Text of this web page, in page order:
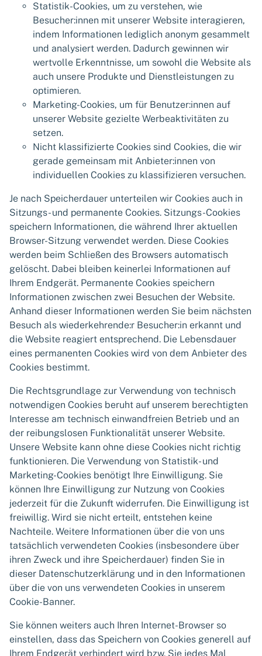
Statistik-Cookies, um zu verstehen, wie
Besucher:innen mit unserer Website interagieren,
indem Informationen lediglich anonym gesammelt
und analysiert werden. Dadurch gewinnen wir
wertvolle Erkenntnisse, um sowohl die Website als
auch unsere Produkte und Dienstleistungen zu
optimieren.
Marketing-Cookies, um für Benutzer:innen auf
unserer Website gezielte Werbeaktivitäten zu
setzen.
Nicht klassifizierte Cookies sind Cookies, die wir
gerade gemeinsam mit Anbieter:innen von
individuellen Cookies zu klassifizieren versuchen.
Je nach Speicherdauer unterteilen wir Cookies auch in
Sitzungs- und permanente Cookies. Sitzungs-Cookies
speichern Informationen, die während Ihrer aktuellen
Browser-Sitzung verwendet werden. Diese Cookies
werden beim Schließen des Browsers automatisch
gelöscht. Dabei bleiben keinerlei Informationen auf
Ihrem Endgerät. Permanente Cookies speichern
Informationen zwischen zwei Besuchen der Website.
Anhand dieser Informationen werden Sie beim nächsten
Besuch als wiederkehrende:r Besucher:in erkannt und
die Website reagiert entsprechend. Die Lebensdauer
eines permanenten Cookies wird von dem Anbieter des
Cookies bestimmt.
Die Rechtsgrundlage zur Verwendung von technisch
notwendigen Cookies beruht auf unserem berechtigten
Interesse am technisch einwandfreien Betrieb und an
der reibungslosen Funktionalität unserer Website.
Unsere Website kann ohne diese Cookies nicht richtig
funktionieren. Die Verwendung von Statistik- und
Marketing-Cookies benötigt Ihre Einwilligung. Sie
können Ihre Einwilligung zur Nutzung von Cookies
jederzeit für die Zukunft widerrufen. Die Einwilligung ist
freiwillig. Wird sie nicht erteilt, entstehen keine
Nachteile. Weitere Informationen über die von uns
tatsächlich verwendeten Cookies (insbesondere über
ihren Zweck und ihre Speicherdauer) finden Sie in
dieser Datenschutzerklärung und in den Informationen
über die von uns verwendeten Cookies in unserem
Cookie-Banner.
Sie können weiters auch Ihren Internet-Browser so
einstellen, dass das Speichern von Cookies generell auf
Ihrem Endgerät verhindert wird bzw. Sie jedes Mal